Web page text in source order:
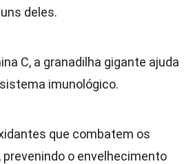
deles.
C, a granadilha gigante ajuda
imunológico.
que combatem os
prevenindo o envelhecimento